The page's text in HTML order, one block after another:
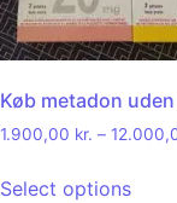
Køb metadon
1.900,00 kr. –
Select options